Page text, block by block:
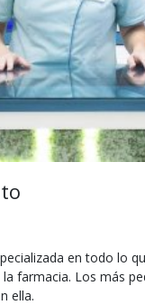
en todo lo
farmacia. Los más
ella.